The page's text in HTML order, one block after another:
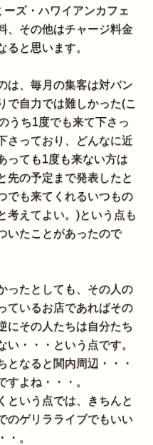
ズ・ハワイアンカフェ
、その他はチャージ料金
ると思います。
は、毎月の集客は対バン
で自力では難しかった(こ
うち1度でも来て下さっ
さっており、どんなに近
っても1度も来ない方は
先の予定まで発表したと
でも来てくれるいつもの
考えてよい。)という点も
いたことがあったので
ったとしても、その人の
ているお店であればその
にその人たちは自分たち
・・・という点です。
なると関内周辺・・・
すよね・・・。
いう点では、きちんと
のゲリラライブでもいい
・。